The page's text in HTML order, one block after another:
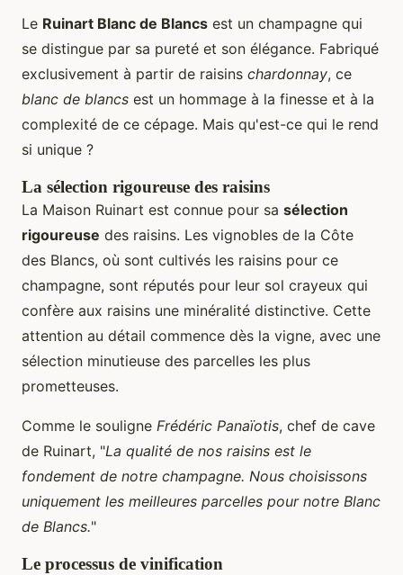
Le Ruinart Blanc de Blancs est un champagne qui
se distingue par sa pureté et son élégance. Fabriqué
exclusivement à partir de raisins chardonnay, ce
blanc de blancs est un hommage à la finesse et à la
complexité de ce cépage. Mais qu'est-ce qui le rend
si unique ?
La sélection rigoureuse des raisins
La Maison Ruinart est connue pour sa sélection
rigoureuse des raisins. Les vignobles de la Côte
des Blancs, où sont cultivés les raisins pour ce
champagne, sont réputés pour leur sol crayeux qui
confère aux raisins une minéralité distinctive. Cette
attention au détail commence dès la vigne, avec une
sélection minutieuse des parcelles les plus
prometteuses.
Comme le souligne Frédéric Panaïotis, chef de cave
de Ruinart, "La qualité de nos raisins est le
fondement de notre champagne. Nous choisissons
uniquement les meilleures parcelles pour notre Blanc
de Blancs."
Le processus de vinification